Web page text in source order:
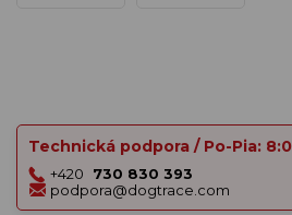
Technická podpora / Po-Pia:
+420
730 830 393
podpora@dogtrace.com